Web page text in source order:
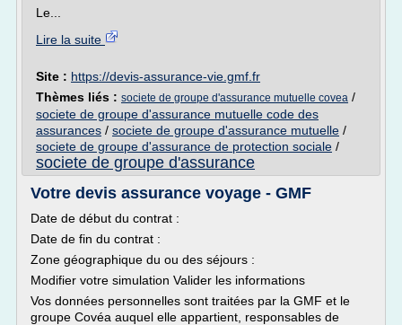
Le...
Lire la suite
Site : https://devis-assurance-vie.gmf.fr
Thèmes liés : societe de groupe d'assurance mutuelle covea /
societe de groupe d'assurance mutuelle code des
assurances / societe de groupe d'assurance mutuelle /
societe de groupe d'assurance de protection sociale /
societe de groupe d'assurance
Votre devis assurance voyage - GMF
Date de début du contrat :
Date de fin du contrat :
Zone géographique du ou des séjours :
Modifier votre simulation Valider les informations
Vos données personnelles sont traitées par la GMF et le
groupe Covéa auquel elle appartient, responsables de